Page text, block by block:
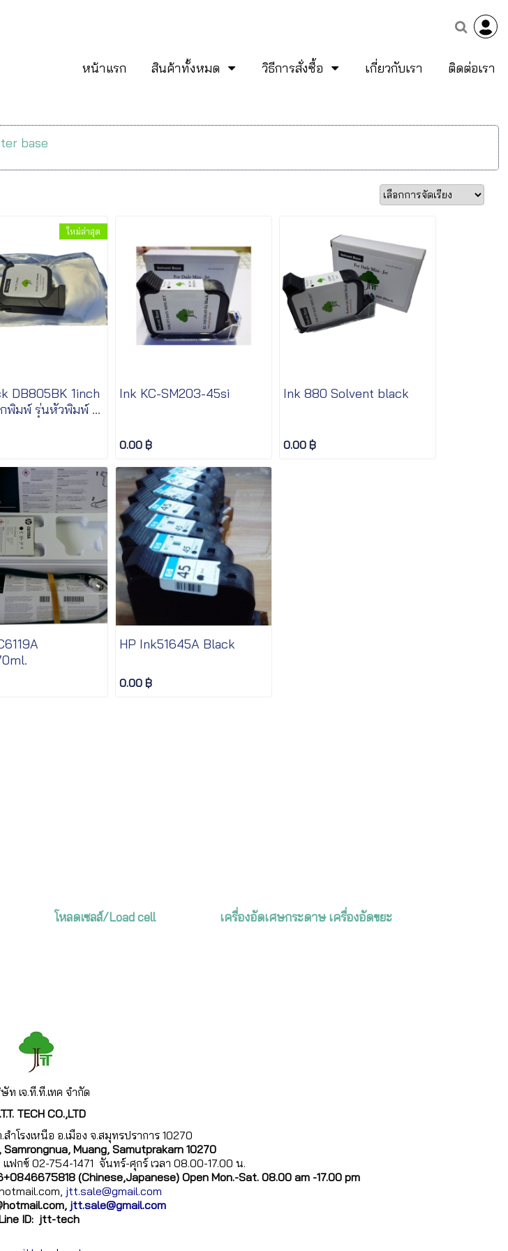
หน้าแรก สินค้าทั้งหมด วิธีการสั่งซื้อ เกี่ยวกับเรา ติดต่อเรา
base
ใหม่ล่าสุด
DB805BK 1inch
พิมพ์ รุ่นหัวพิมพ์ 1
Ink KC-SM203-45si
0.00 ฿
Ink 880 Solvent black
0.00 ฿
HP Ink51645A Black
0.00 ฿
โหลดเซลส์/Load cell เครื่องอัดเศษกระดาษ เครื่องอัดขยะ
ท เจ.ที.ที.เทค จำกัด
TECH CO.,LTD
ำโรงเหนือ อ.เมือง จ.สมุทรปราการ 10270
Samrongnua, Muang, Samutprakarn 10270
กซ์ 02-754-1471 จันทร์-ศุกร์ เวลา 08.00-17.00 น.
(Chinese,Japanese) Open Mon.-Sat. 08.00 am -17.00 pm
jtt.sale@gmail.com
jtt.sale@gmail.com
ID: jtt-tech